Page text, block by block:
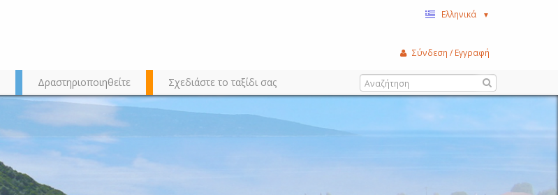
Ελληνικά ▼
Δραστηριοποιηθείτε Σχεδιάστε το ταξίδι σας
Σύνδεση / Εγγραφή